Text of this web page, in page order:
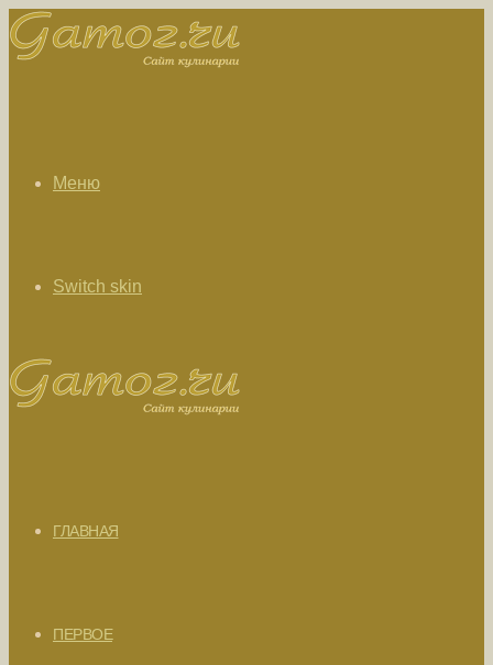
Меню
Switch skin
ГЛАВНАЯ
ПЕРВОЕ